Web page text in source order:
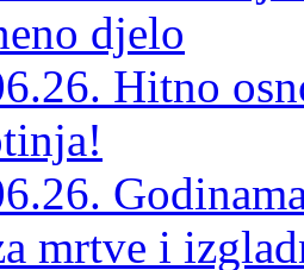
djelo
Hitno
mrtve i